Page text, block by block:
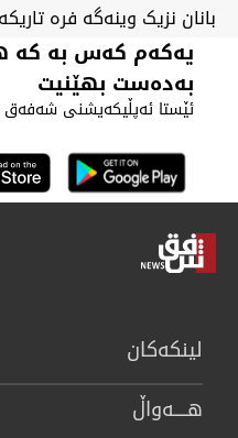
بانان نزیک وینەگە فرە
یەکەم کەس بە کە
بەدەست بهێنیت
ئێستا ئەپڵیکەیشنی شەفەق
لینكەكان
هــــه‌واڵ